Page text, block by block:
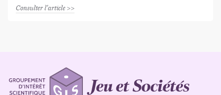
Consulter l'article